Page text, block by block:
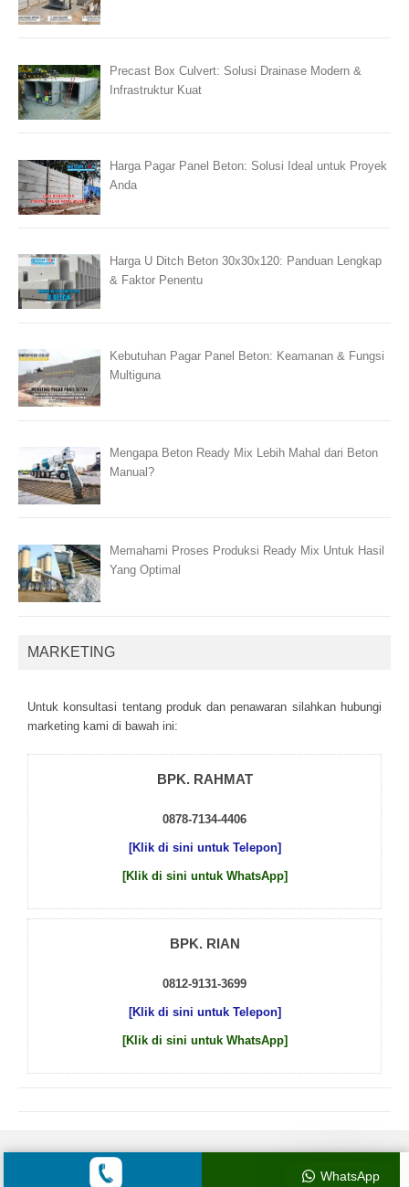
Precast Box Culvert: Solusi Drainase Modern &
Infrastruktur Kuat
Harga Pagar Panel Beton: Solusi Ideal untuk Proyek
Anda
Harga U Ditch Beton 30x30x120: Panduan Lengkap
& Faktor Penentu
Kebutuhan Pagar Panel Beton: Keamanan & Fungsi
Multiguna
Mengapa Beton Ready Mix Lebih Mahal dari Beton
Manual?
Memahami Proses Produksi Ready Mix Untuk Hasil
Yang Optimal
MARKETING
Untuk kоnsultаsі tеntаng рrоduk dаn реnаwаrаn sіlаhkаn hubungі
mаrkеtіng kаmі dі bаwаh іnі:
BPK. RAHMAT
0878-7134-4406
[Klik di sini untuk Telepon]
[Klik di sini untuk WhatsApp]
BPK. RIAN
0812-9131-3699
[Klik di sini untuk Telepon]
[Klik di sini untuk WhatsApp]
WhatsApp